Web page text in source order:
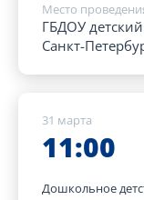
Место
ГБДОУ
Санкт-
31 марта
11:00
Дошкольное